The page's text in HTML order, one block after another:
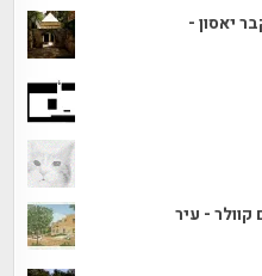
הים מרחוב אלפסי 10 (קבר יאסון -
- עיר